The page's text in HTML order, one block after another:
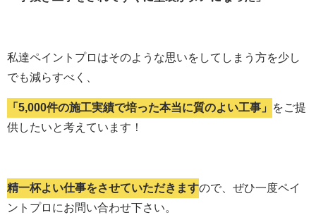
私達ペイントプロはそのような思いをしてしまう方を少し
でも減らすべく、
「5,000件の施工実績で培った本当に質のよい工事」
をご提
供したいと考えています！
精一杯よい仕事をさせていただきますので、ぜひ一度ペイ
ントプロにお問い合わせ下さい。